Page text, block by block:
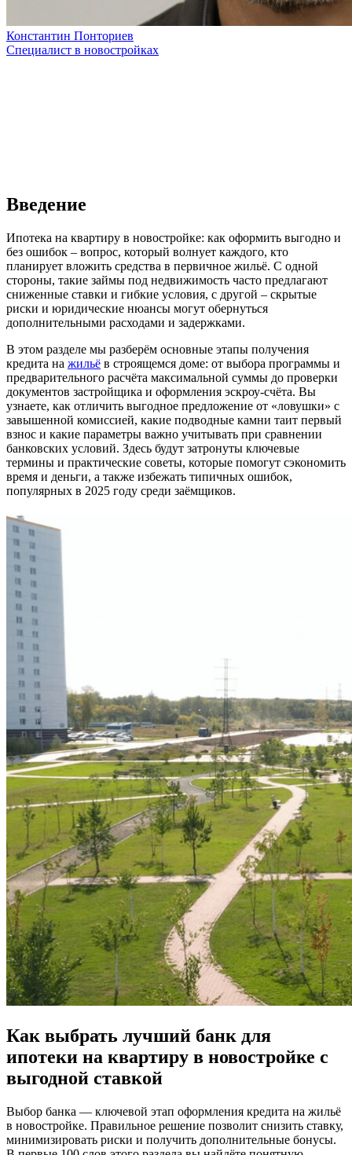
Константин Понториев
Специалист в новостройках
Введение
Ипотека на квартиру в новостройке: как оформить выгодно и
без ошибок – вопрос, который волнует каждого, кто
планирует вложить средства в первичное жильё. С одной
стороны, такие займы под недвижимость часто предлагают
сниженные ставки и гибкие условия, с другой – скрытые
риски и юридические нюансы могут обернуться
дополнительными расходами и задержками.
В этом разделе мы разберём основные этапы получения
кредита на жильё в строящемся доме: от выбора программы и
предварительного расчёта максимальной суммы до проверки
документов застройщика и оформления эскроу-счёта. Вы
узнаете, как отличить выгодное предложение от «ловушки» с
завышенной комиссией, какие подводные камни таит первый
взнос и какие параметры важно учитывать при сравнении
банковских условий. Здесь будут затронуты ключевые
термины и практические советы, которые помогут сэкономить
время и деньги, а также избежать типичных ошибок,
популярных в 2025 году среди заёмщиков.
Как выбрать лучший банк для
ипотеки на квартиру в новостройке с
выгодной ставкой
Выбор банка — ключевой этап оформления кредита на жильё
в новостройке. Правильное решение позволит снизить ставку,
минимизировать риски и получить дополнительные бонусы.